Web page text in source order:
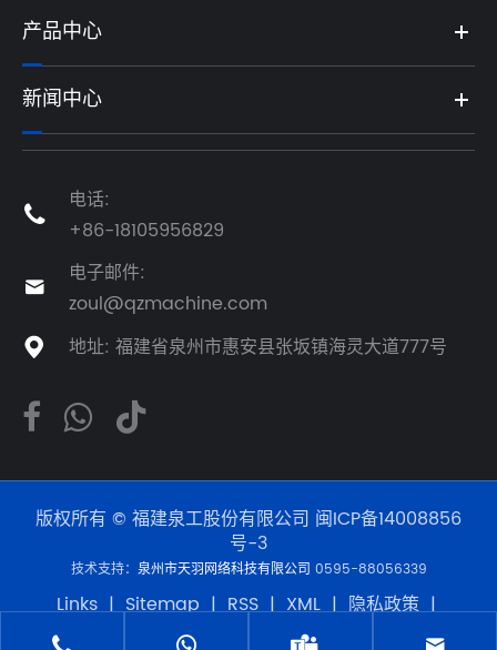
产品中心
新闻中心

电话:
+86-18105956829

电子邮件:
zoul@qzmachine.com
 地址: 福建省泉州市惠安县张坂镇海灵大道777号
版权所有 © 福建泉工股份有限公司 闽ICP备14008856
号-3
技术支持： 泉州市天羽网络科技有限公司 0595-88056339
Links | Sitemap | RSS | XML | 隐私政策 |